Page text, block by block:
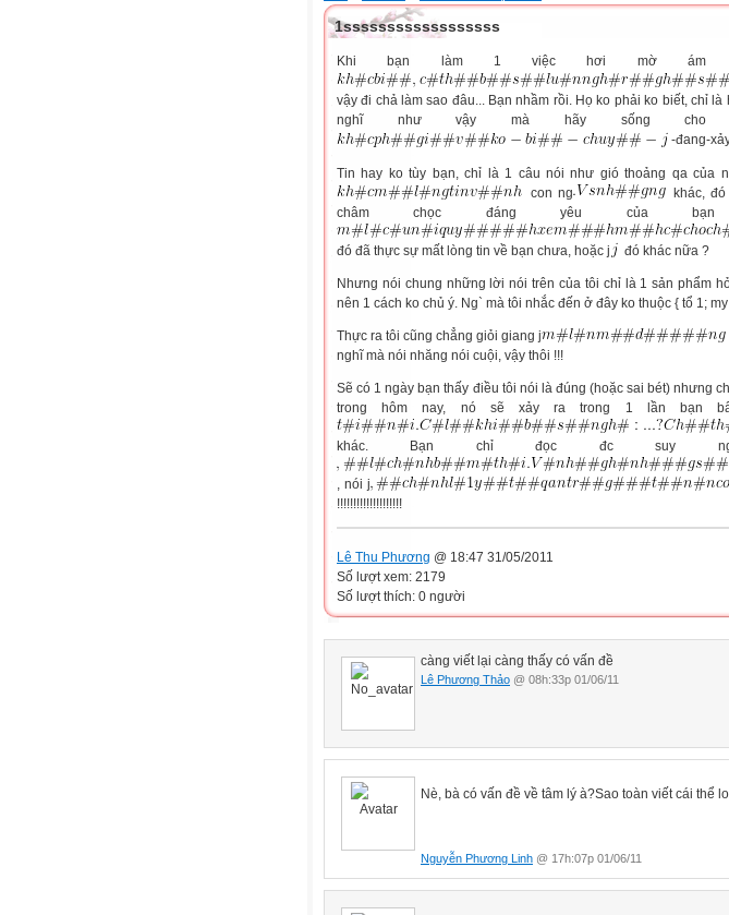
1ssssssssssssssssss
Khi bạn làm 1 việc hơi mờ ám
vậy đi chả làm sao đâu... Bạn nhầm rồi. Họ ko phải ko biết, chỉ
nghĩ như vậy mà hãy sống
-đang-
Tin hay ko tùy bạn, chỉ là 1 câu nói như gió thoảng qa của
con ng
khác,
châm chọc đáng yêu của
đó đã thực sự mất lòng tin về bạn chưa, hoặc j đó khác nữa ?
Nhưng nói chung những lời nói trên của tôi chỉ là 1 sản phẩm
nên 1 cách ko chủ ý. Ng` mà tôi nhắc đến ở đây ko thuộc { tổ 1; my
Thực ra tôi cũng chẳng giỏi giang j
nghĩ mà nói nhăng nói cuội, vậy thôi !!!
Sẽ có 1 ngày bạn thấy điều tôi nói là đúng (hoặc sai bét) nhưng
trong hôm nay, nó sẽ xảy ra trong 1 lần bạn
khác. Bạn chỉ đọc đc suy
, nói j
!!!!!!!!!!!!!!!!!!!!
Lê Thu Phương @ 18:47 31/05/2011
Số lượt xem: 2179
Số lượt thích: 0 người
càng viết lại càng thấy có vấn đề
Lê Phương Thảo @ 08h:33p 01/06/11
Nè, bà có vấn đề về tâm lý à?Sao toàn viết cái thể
Nguyễn Phương Linh @ 17h:07p 01/06/11